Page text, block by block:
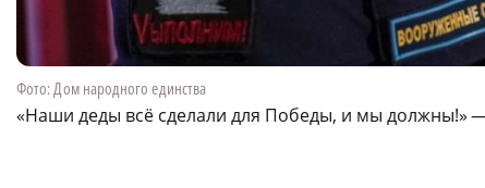
Фото: Дом народного единства
«Наши деды всё сделали для Победы, и мы должны!»